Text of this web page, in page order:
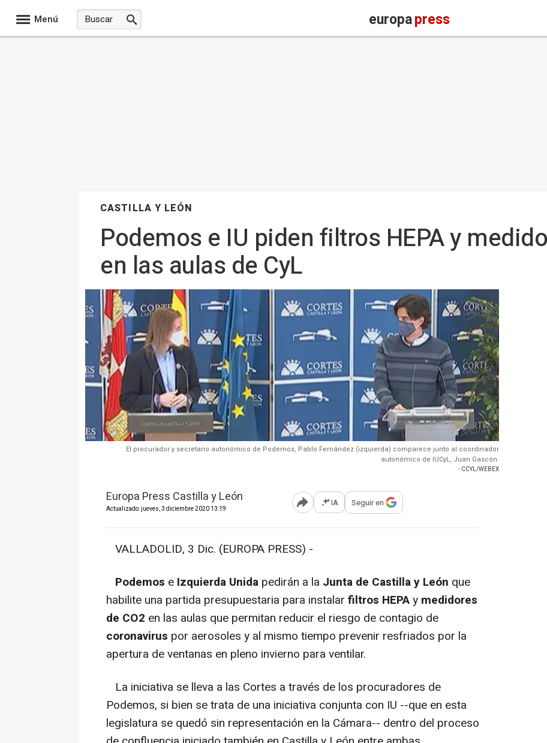
Menú europapress
CASTILLA Y LEÓN
Podemos e IU piden filtros HEPA y
en las aulas de CyL
El procurador y secretario autonómico de Podemos, Pablo Fernández (izquierda) comparece junto al coordinador
autonómico de IUCyL, Juan Gascón.
- CCYL/WEBEX
Europa Press Castilla y León
Actualizado: jueves, 3 diciembre 2020 13:19 Abrir opciones para compartir
IA Seguir en
VALLADOLID, 3 Dic. (EUROPA PRESS) -
Podemos e Izquierda Unida pedirán a la Junta de Castilla y León que
habilite una partida presupuestaria para instalar filtros HEPAy medidores
de CO2 en las aulas que permitan reducir el riesgo de contagio de
coronavirus por aerosoles y al mismo tiempo prevenir resfriados por la
apertura de ventanas en pleno invierno para ventilar.
La iniciativa se lleva a las Cortes a través de los procuradores de
Podemos, si bien se trata de una iniciativa conjunta con IU --que en esta
legislatura se quedó sin representación en la Cámara-- dentro del proceso